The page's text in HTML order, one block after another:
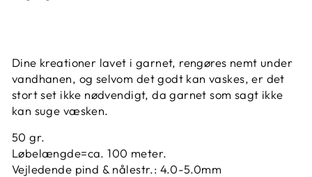
Dine kreationer lavet i garnet, rengøres nemt under
vandhanen, og selvom det godt kan vaskes, er det
stort set ikke nødvendigt, da garnet som sagt ikke
kan suge væsken.
50 gr.
Løbelængde=ca. 100 meter.
Vejledende pind & nålestr.: 4.0-5.0mm